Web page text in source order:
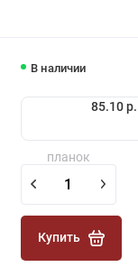
В наличии
85.10 р.
планок
Купить